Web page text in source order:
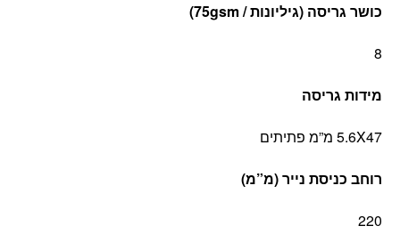
כושר גריסה (גיליונות / 75gsm)
8
מידות גריסה
5.6X47 מ”מ פתיתים
רוחב כניסת נייר (מ”מ)
220